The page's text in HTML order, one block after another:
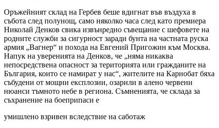
Оръжейният склад на Гербев беше вдигнат във въздуха в
събота след полунощ, само няколко часа след като премиера
Николай Денков свика извънредно съвещание с шефовете на
родните служби за сигурност заради бунта на частната руска
армия „Вагнер“ и похода на Евгений Пригожин към Москва.
Напук на уверенията на Денков, че „няма никаква
непосредствена опасност за територията или гражданите на
България, които се намират у нас“, жителите на Карнобат бяха
събудени от мощни експлозии, озарили в алено червени
нюанси тъмното небе в региона. Съмненията, че склада за
съхранение на боеприпаси е
умишлено взривен вследствие на саботаж